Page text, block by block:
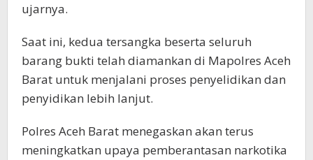
ujarnya.
Saat ini, kedua tersangka beserta seluruh
barang bukti telah diamankan di Mapolres Aceh
Barat untuk menjalani proses penyelidikan dan
penyidikan lebih lanjut.
Polres Aceh Barat menegaskan akan terus
meningkatkan upaya pemberantasan narkotika